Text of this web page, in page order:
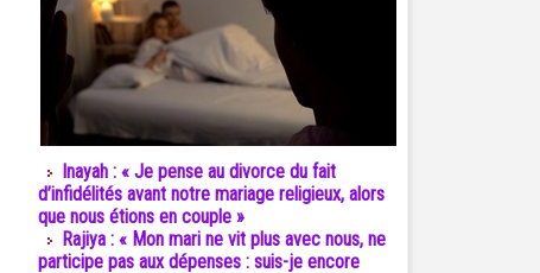
Inayah : « Je pense au divorce du fait
d’infidélités avant notre mariage religieux, alors
que nous étions en couple »
Rajiya : « Mon mari ne vit plus avec nous, ne
participe pas aux dépenses : suis-je encore